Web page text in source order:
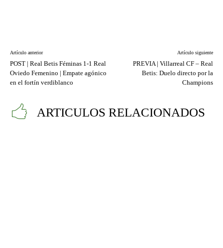
Artículo anterior
POST | Real Betis Féminas 1-1 Real
Oviedo Femenino | Empate agónico
en el fortín verdiblanco
Artículo siguiente
PREVIA | Villarreal CF – Real
Betis: Duelo directo por la
Champions
ARTICULOS RELACIONADOS